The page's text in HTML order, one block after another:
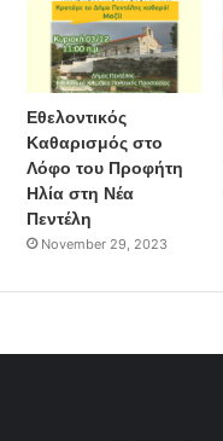
Εθελοντικός
Καθαρισμός στο
Λόφο του Προφήτη
Ηλία στη Νέα
Πεντέλη
November 29, 2023